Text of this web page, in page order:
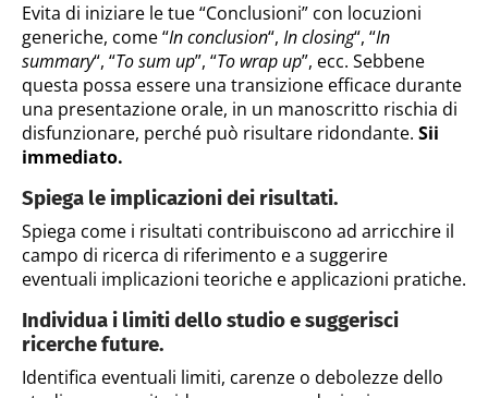
Evita di iniziare le tue “Conclusioni” con locuzioni
generiche, come “In conclusion“, In closing“, “In
summary“, “To sum up”, “To wrap up”, ecc. Sebbene
questa possa essere una transizione efficace durante
una presentazione orale, in un manoscritto rischia di
disfunzionare, perché può risultare ridondante. Sii
immediato.
Spiega le implicazioni dei risultati.
Spiega come i risultati contribuiscono ad arricchire il
campo di ricerca di riferimento e a suggerire
eventuali implicazioni teoriche e applicazioni pratiche.
Individua i limiti dello studio e suggerisci
ricerche future.
Identifica eventuali limiti, carenze o debolezze dello